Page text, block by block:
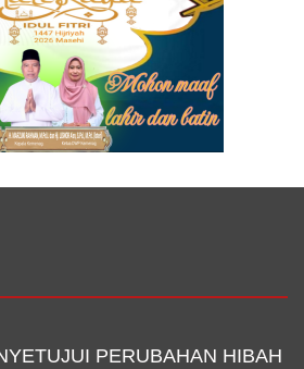
PERUBAHAN HIBAH